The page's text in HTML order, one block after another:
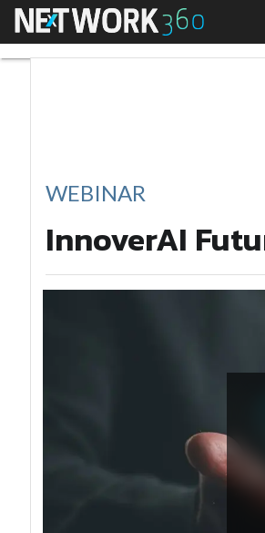
Menu
WEBINAR
InnoverAI